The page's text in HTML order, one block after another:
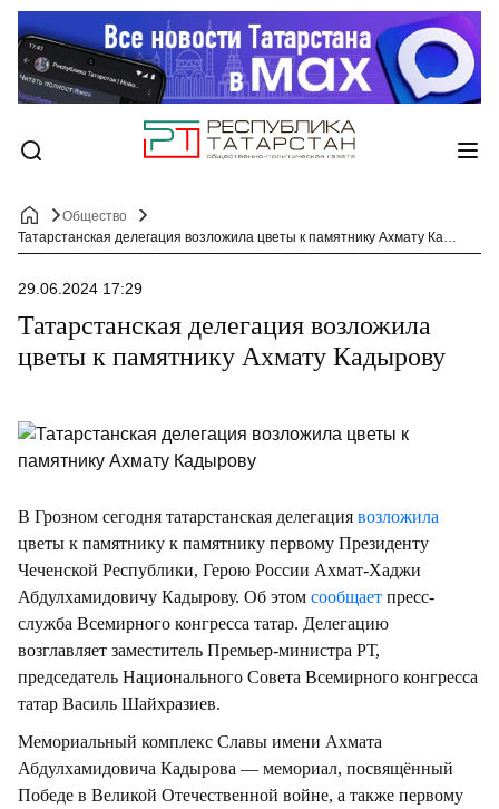
Общество
Татарстанская делегация возложила цветы к памятнику Ахмату Кадырову
29.06.2024 17:29
Татарстанская делегация возложила
цветы к памятнику Ахмату Кадырову
В Грозном сегодня татарстанская делегация возложила
цветы к памятнику к памятнику первому Президенту
Чеченской Республики, Герою России Ахмат-Хаджи
Абдулхамидовичу Кадырову. Об этом сообщает пресс-
служба Всемирного конгресса татар. Делегацию
возглавляет заместитель Премьер-министра РТ,
председатель Национального Совета Всемирного конгресса
татар Василь Шайхразиев.
Мемориальный комплекс Славы имени Ахмата
Абдулхамидовича Кадырова — мемориал, посвящённый
Победе в Великой Отечественной войне, а также первому